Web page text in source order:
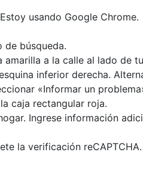
usando Google Chrome.
de búsqueda.
a la calle al lado de
inferior derecha.
«Informar un
caja rectangular roja.
Ingrese información
la verificación reCAPTCHA.